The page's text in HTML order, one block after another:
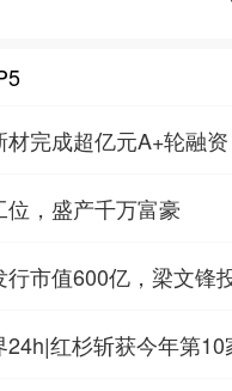
材完成超亿元A+轮融
位，盛产千万富豪
行市值600亿，梁文锋
24h|红杉斩获今年第10